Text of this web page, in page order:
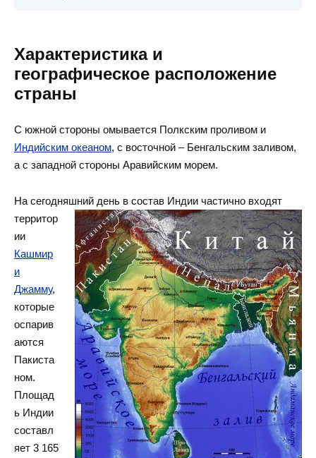
Характеристика и
географическое расположение
страны
С южной стороны омывается Полкским проливом и
Индийским океаном, с восточной – Бенгальским заливом,
а с западной стороны Аравийским морем.
На сегодняшний день в состав Индии частично входят
территор
ии
Кашмир
и
Джамму,
которые
оспарив
аются
Пакиста
ном.
Площад
ь Индии
составл
яет 3 165